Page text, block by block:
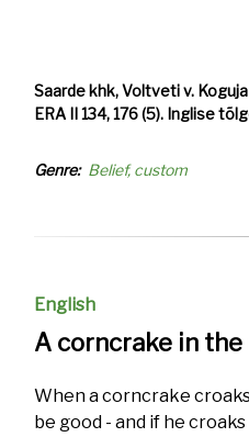
Saarde khk, Voltveti v.
ERA II 134, 176 (5). Inglise
Genre Belief, custom
English
A corncrake in the
When a corncrake
be good - and if he